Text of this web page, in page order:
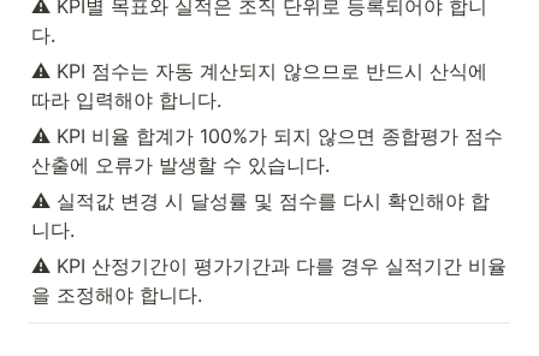
⚠️ KPI별 목표와 실적은 조직 단위로 등록되어야 합니
다.
⚠️ KPI 점수는 자동 계산되지 않으므로 반드시 산식에
따라 입력해야 합니다.
⚠️ KPI 비율 합계가 100%가 되지 않으면 종합평가 점수
산출에 오류가 발생할 수 있습니다.
⚠️ 실적값 변경 시 달성률 및 점수를 다시 확인해야 합
니다.
⚠️ KPI 산정기간이 평가기간과 다를 경우 실적기간 비율
을 조정해야 합니다.